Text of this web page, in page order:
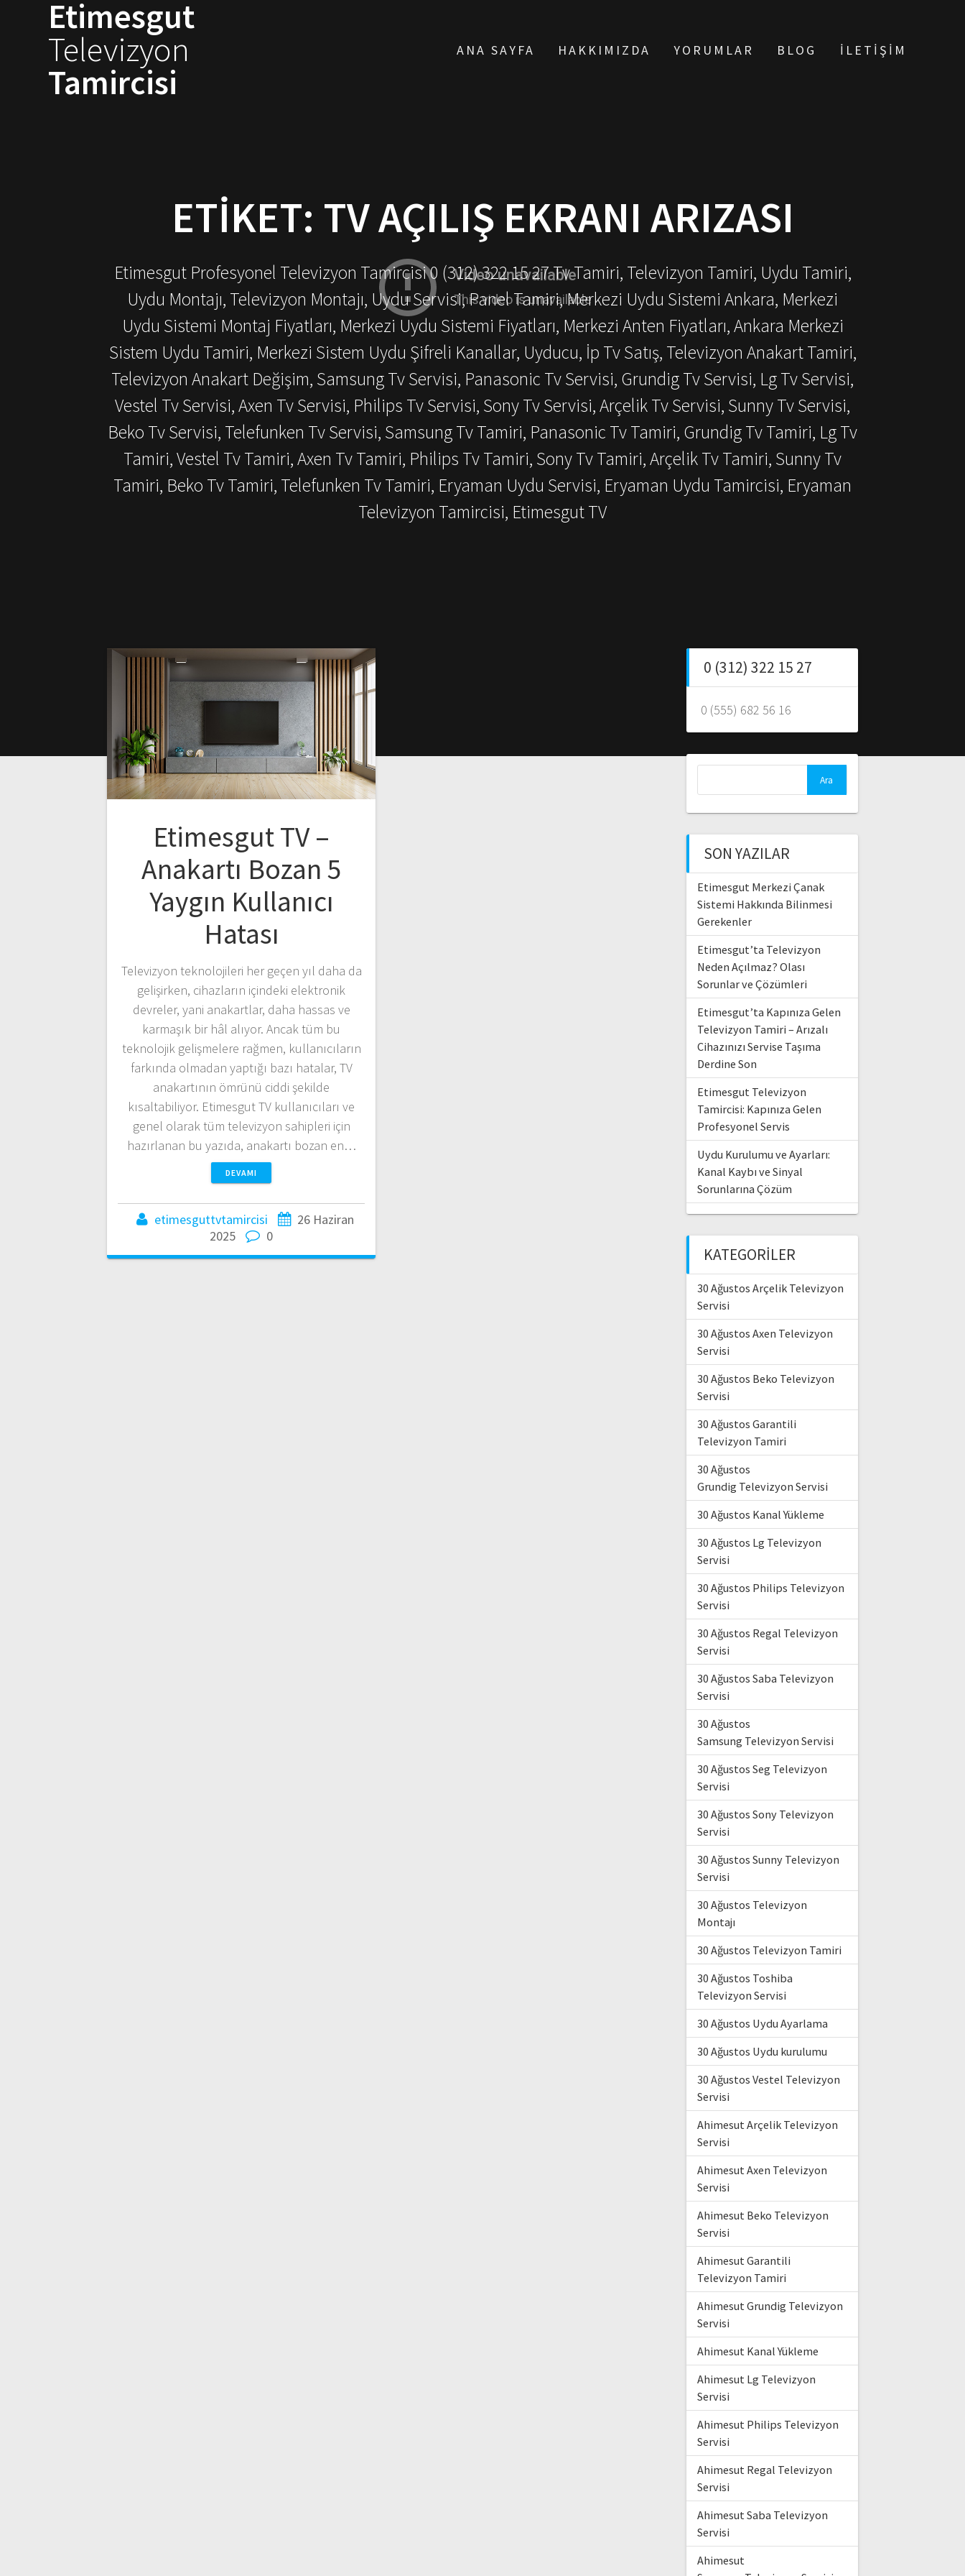
Etimesgut
Televizyon
Tamircisi
ANA SAYFA HAKKIMIZDA YORUMLAR BLOG İLETIŞIM
ETIKET: TV AÇILIŞ EKRANI ARIZASI
Etimesgut Profesyonel Televizyon Tamircisi 0 (312) 322 15 27 Tv Tamiri, Televizyon Tamiri, Uydu Tamiri,
Uydu Montajı, Televizyon Montajı, Uydu Servisi, Panel Tamiri, Merkezi Uydu Sistemi Ankara, Merkezi
Uydu Sistemi Montaj Fiyatları, Merkezi Uydu Sistemi Fiyatları, Merkezi Anten Fiyatları, Ankara Merkezi
Sistem Uydu Tamiri, Merkezi Sistem Uydu Şifreli Kanallar, Uyducu, İp Tv Satış, Televizyon Anakart Tamiri,
Televizyon Anakart Değişim, Samsung Tv Servisi, Panasonic Tv Servisi, Grundig Tv Servisi, Lg Tv Servisi,
Vestel Tv Servisi, Axen Tv Servisi, Philips Tv Servisi, Sony Tv Servisi, Arçelik Tv Servisi, Sunny Tv Servisi,
Beko Tv Servisi, Telefunken Tv Servisi, Samsung Tv Tamiri, Panasonic Tv Tamiri, Grundig Tv Tamiri, Lg Tv
Tamiri, Vestel Tv Tamiri, Axen Tv Tamiri, Philips Tv Tamiri, Sony Tv Tamiri, Arçelik Tv Tamiri, Sunny Tv
Tamiri, Beko Tv Tamiri, Telefunken Tv Tamiri, Eryaman Uydu Servisi, Eryaman Uydu Tamircisi, Eryaman
Televizyon Tamircisi, Etimesgut TV
Etimesgut TV –
Anakartı Bozan 5
Yaygın Kullanıcı
Hatası
Televizyon teknolojileri her geçen yıl daha da
gelişirken, cihazların içindeki elektronik
devreler, yani anakartlar, daha hassas ve
karmaşık bir hâl alıyor. Ancak tüm bu
teknolojik gelişmelere rağmen, kullanıcıların
farkında olmadan yaptığı bazı hatalar, TV
anakartının ömrünü ciddi şekilde
kısaltabiliyor. Etimesgut TV kullanıcıları ve
genel olarak tüm televizyon sahipleri için
hazırlanan bu yazıda, anakartı bozan en…
DEVAMI
etimesguttvtamircisi
26 Haziran
2025
0
0 (312) 322 15 27
0 (555) 682 56 16
SON YAZILAR
Etimesgut Merkezi Çanak
Sistemi Hakkında Bilinmesi
Gerekenler
Etimesgut’ta Televizyon
Neden Açılmaz? Olası
Sorunlar ve Çözümleri
Etimesgut’ta Kapınıza Gelen
Televizyon Tamiri – Arızalı
Cihazınızı Servise Taşıma
Derdine Son
Etimesgut Televizyon
Tamircisi: Kapınıza Gelen
Profesyonel Servis
Uydu Kurulumu ve Ayarları:
Kanal Kaybı ve Sinyal
Sorunlarına Çözüm
KATEGORILER
30 Ağustos Arçelik Televizyon
Servisi
30 Ağustos Axen Televizyon
Servisi
30 Ağustos Beko Televizyon
Servisi
30 Ağustos Garantili
Televizyon Tamiri
30 Ağustos
Grundig Televizyon Servisi
30 Ağustos Kanal Yükleme
30 Ağustos Lg Televizyon
Servisi
30 Ağustos Philips Televizyon
Servisi
30 Ağustos Regal Televizyon
Servisi
30 Ağustos Saba Televizyon
Servisi
30 Ağustos
Samsung Televizyon Servisi
30 Ağustos Seg Televizyon
Servisi
30 Ağustos Sony Televizyon
Servisi
30 Ağustos Sunny Televizyon
Servisi
30 Ağustos Televizyon
Montajı
30 Ağustos Televizyon Tamiri
30 Ağustos Toshiba
Televizyon Servisi
30 Ağustos Uydu Ayarlama
30 Ağustos Uydu kurulumu
30 Ağustos Vestel Televizyon
Servisi
Ahimesut Arçelik Televizyon
Servisi
Ahimesut Axen Televizyon
Servisi
Ahimesut Beko Televizyon
Servisi
Ahimesut Garantili
Televizyon Tamiri
Ahimesut Grundig Televizyon
Servisi
Ahimesut Kanal Yükleme
Ahimesut Lg Televizyon
Servisi
Ahimesut Philips Televizyon
Servisi
Ahimesut Regal Televizyon
Servisi
Ahimesut Saba Televizyon
Servisi
Ahimesut